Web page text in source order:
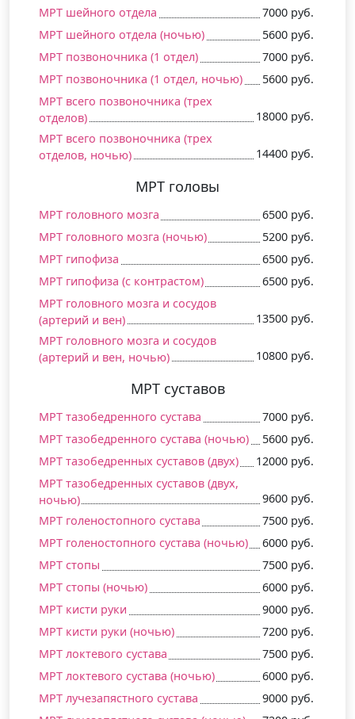
МРТ шейного отдела
7000 руб.
МРТ шейного отдела (ночью)
5600 руб.
МРТ позвоночника (1 отдел)
7000 руб.
МРТ позвоночника (1 отдел, ночью)
5600 руб.
МРТ всего позвоночника (трех
отделов)
18000 руб.
МРТ всего позвоночника (трех
отделов, ночью)
14400 руб.
МРТ головы
МРТ головного мозга
6500 руб.
МРТ головного мозга (ночью)
5200 руб.
МРТ гипофиза
6500 руб.
МРТ гипофиза (c контрастом)
6500 руб.
МРТ головного мозга и сосудов
(артерий и вен)
13500 руб.
МРТ головного мозга и сосудов
(артерий и вен, ночью)
10800 руб.
МРТ суставов
МРТ тазобедренного сустава
7000 руб.
МРТ тазобедренного сустава (ночью)
5600 руб.
МРТ тазобедренных суставов (двух)
12000 руб.
МРТ тазобедренных суставов (двух,
ночью)
9600 руб.
МРТ голеностопного сустава
7500 руб.
МРТ голеностопного сустава (ночью)
6000 руб.
МРТ стопы
7500 руб.
МРТ стопы (ночью)
6000 руб.
МРТ кисти руки
9000 руб.
МРТ кисти руки (ночью)
7200 руб.
МРТ локтевого сустава
7500 руб.
МРТ локтевого сустава (ночью)
6000 руб.
МРТ лучезапястного сустава
9000 руб.